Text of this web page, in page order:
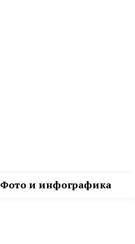
Фото и инфографика